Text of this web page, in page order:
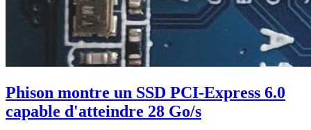
Phison montre un SSD PCI-Express 6.0
capable d'atteindre 28 Go/s